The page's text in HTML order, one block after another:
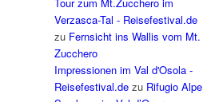
Verzasca-Tal - Reisefestival.de
zu Fernsicht ins Wallis vom Mt.
Zucchero
Impressionen im Val d'Osola -
Reisefestival.de zu Rifugio Alpe